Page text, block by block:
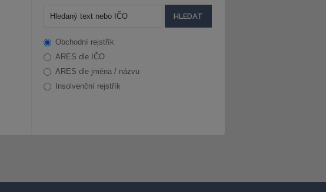
Obchodní rejstřík
ARES dle IČO
ARES dle jména / názvu
Insolvenční rejstřík